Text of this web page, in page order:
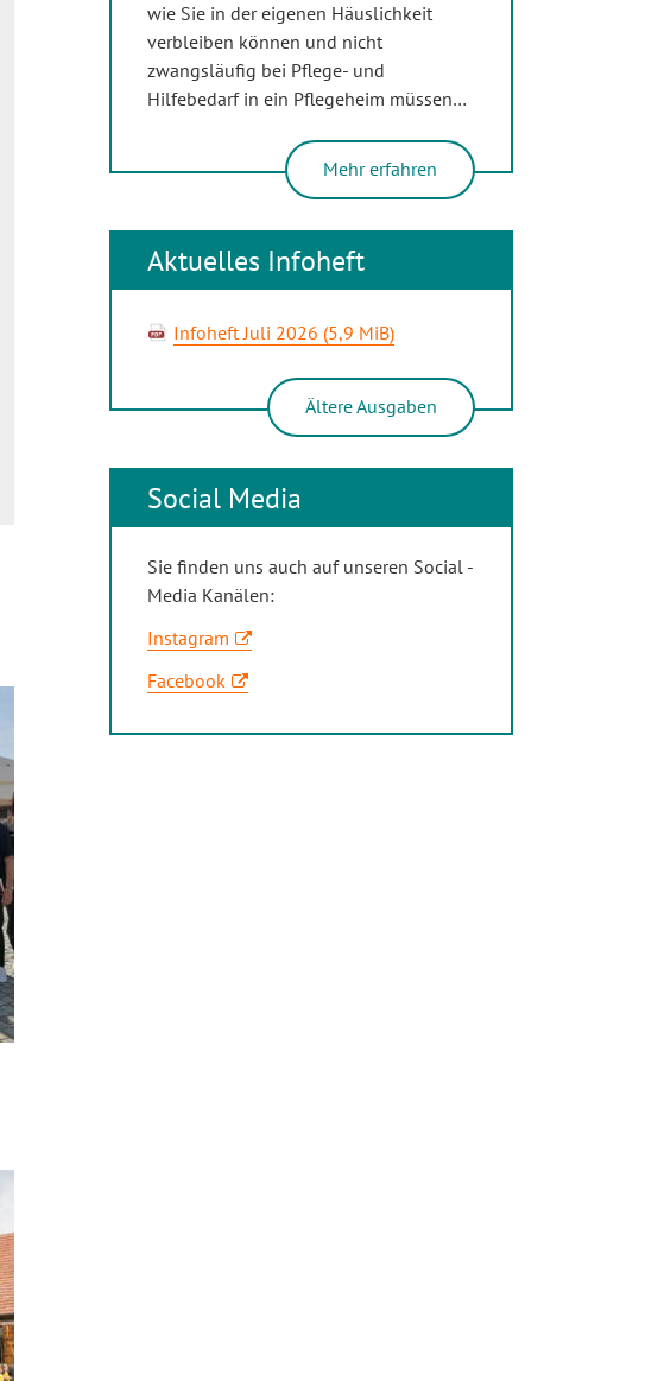
wie Sie in der eigenen Häuslichkeit
verbleiben können und nicht
zwangsläufig bei Pflege- und
Hilfebedarf in ein Pflegeheim müssen…
Mehr erfahren
Aktuelles Infoheft
Infoheft Juli 2026 (5,9 MiB)
Ältere Ausgaben
Social Media
Sie finden uns auch auf unseren Social -
Media Kanälen:
Instagram
Facebook